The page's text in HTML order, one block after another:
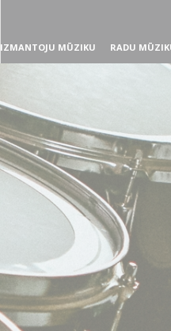
IZMANTOJU MŪZIKU RADU